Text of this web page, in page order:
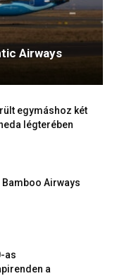
Airways
egymáshoz két
légterében
Airways
as
a